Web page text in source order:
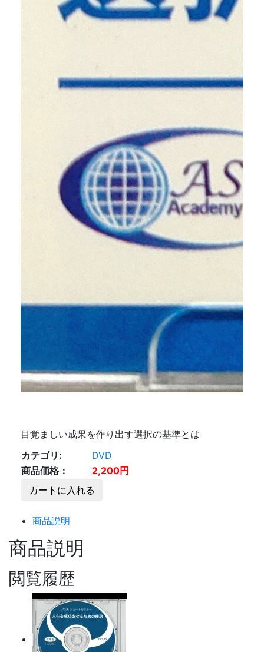
目覚ましい成果を作り出す選択の基準とは
カテゴリ:
DVD
商品価格：
2,200円
カートに入れる
商品説明
商品説明
閲覧履歴